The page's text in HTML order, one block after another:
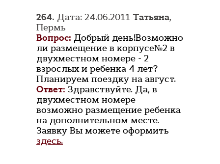
264. Дата: 24.06.2011 Татьяна,
Пермь
Вопрос: Добрый день!Возможно
ли размещение в корпусе№2 в
двухместном номере - 2
взрослых и ребенка 4 лет?
Планируем поездку на август.
Ответ: Здравствуйте. Да, в
двухместном номере
возможно размещение ребенка
на дополнительном месте.
Заявку Вы можете оформить
здесь.